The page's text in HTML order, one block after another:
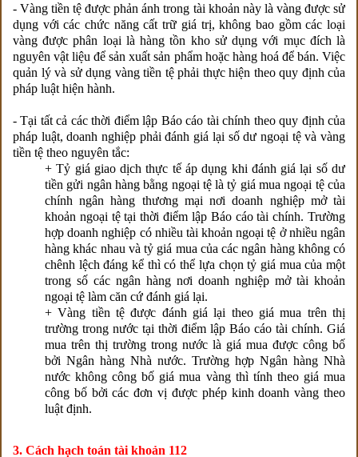
- Vàng tiền tệ được phản ánh trong tài khoản này là vàng được sử
dụng với các chức năng cất trữ giá trị, không bao gồm các loại
vàng được phân loại là hàng tồn kho sử dụng với mục đích là
nguyên vật liệu để sản xuất sản phẩm hoặc hàng hoá để bán. Việc
quản lý và sử dụng vàng tiền tệ phải thực hiện theo quy định của
pháp luật hiện hành.
- Tại tất cả các thời điểm lập Báo cáo tài chính theo quy định của
pháp luật, doanh nghiệp phải đánh giá lại số dư ngoại tệ và vàng
tiền tệ theo nguyên tắc:
+ Tỷ giá giao dịch thực tế áp dụng khi đánh giá lại số dư
tiền gửi ngân hàng bằng ngoại tệ là tỷ giá mua ngoại tệ của
chính ngân hàng thương mại nơi doanh nghiệp mở tài
khoản ngoại tệ tại thời điểm lập Báo cáo tài chính. Trường
hợp doanh nghiệp có nhiều tài khoản ngoại tệ ở nhiều ngân
hàng khác nhau và tỷ giá mua của các ngân hàng không có
chênh lệch đáng kể thì có thể lựa chọn tỷ giá mua của một
trong số các ngân hàng nơi doanh nghiệp mở tài khoản
ngoại tệ làm căn cứ đánh giá lại.
+ Vàng tiền tệ được đánh giá lại theo giá mua trên thị
trường trong nước tại thời điểm lập Báo cáo tài chính. Giá
mua trên thị trường trong nước là giá mua được công bố
bởi Ngân hàng Nhà nước. Trường hợp Ngân hàng Nhà
nước không công bố giá mua vàng thì tính theo giá mua
công bố bởi các đơn vị được phép kinh doanh vàng theo
luật định.
3. Cách hạch toán tài khoản 112